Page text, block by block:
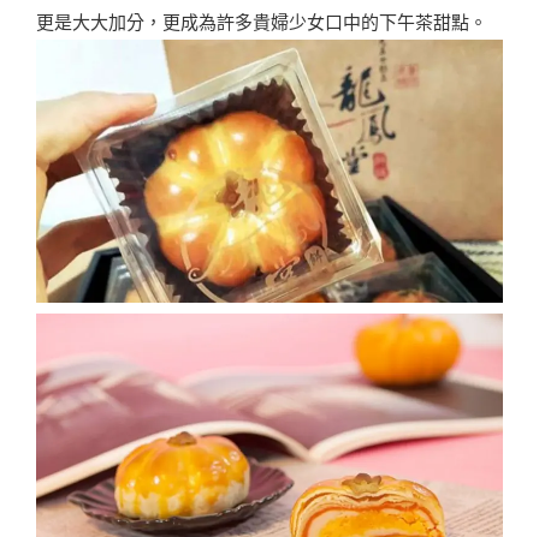
更是大大加分，更成為許多貴婦少女口中的下午茶甜點。